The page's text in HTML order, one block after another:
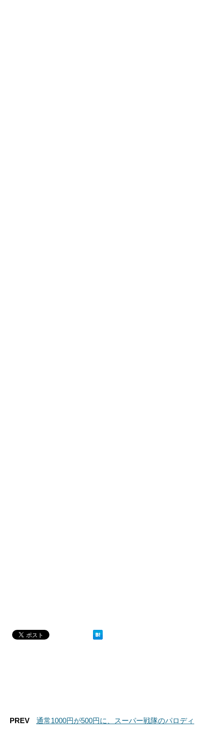
PREV
通常1000円が500円に、スーパー戦隊のパロディ